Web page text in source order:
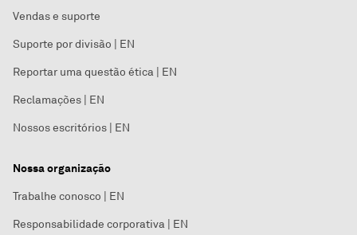
Vendas e suporte
Suporte por divisão | EN
Reportar uma questão ética | EN
Reclamações | EN
Nossos escritórios | EN
Nossa organização
Trabalhe conosco | EN
Responsabilidade corporativa | EN